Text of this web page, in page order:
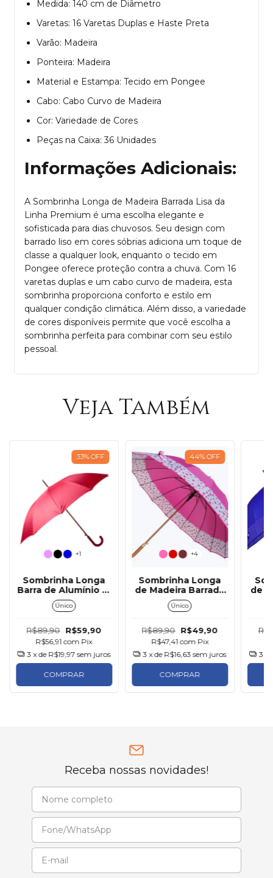
Medida: 140 cm de Diâmetro
Varetas: 16 Varetas Duplas e Haste Preta
Varão: Madeira
Ponteira: Madeira
Material e Estampa: Tecido em Pongee
Cabo: Cabo Curvo de Madeira
Cor: Variedade de Cores
Peças na Caixa: 36 Unidades
Informações Adicionais:
A Sombrinha Longa de Madeira Barrada Lisa da
Linha Premium é uma escolha elegante e
sofisticada para dias chuvosos. Seu design com
barrado liso em cores sóbrias adiciona um toque de
classe a qualquer look, enquanto o tecido em
Pongee oferece proteção contra a chuva. Com 16
varetas duplas e um cabo curvo de madeira, esta
sombrinha proporciona conforto e estilo em
qualquer condição climática. Além disso, a variedade
de cores disponíveis permite que você escolha a
sombrinha perfeita para combinar com seu estilo
pessoal.
Veja Também
33%OFF
+1
Sombrinha Longa
Barra de Alumínio 12
Varetas
Único
R$89,90 R$59,90
R$56,91com Pix
3 x de R$19,97 sem juros
COMPRAR
44%OFF
+4
Sombrinha Longa
de Madeira Barrada
Bolinha
Único
R$89,90 R$49,90
R$47,41com Pix
3 x de R$16,63 sem juros
COMPRAR
de
3
Receba nossas novidades!